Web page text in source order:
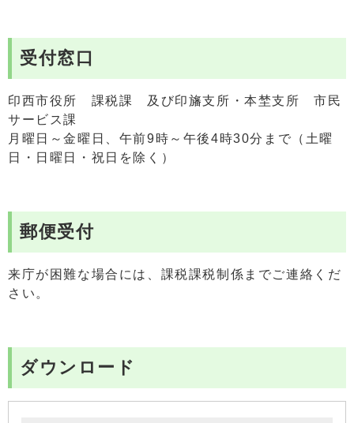
受付窓口
印西市役所 課税課 及び印旛支所・本埜支所 市民
サービス課
月曜日～金曜日、午前9時～午後4時30分まで（土曜
日・日曜日・祝日を除く）
郵便受付
来庁が困難な場合には、課税課税制係までご連絡くだ
さい。
ダウンロード